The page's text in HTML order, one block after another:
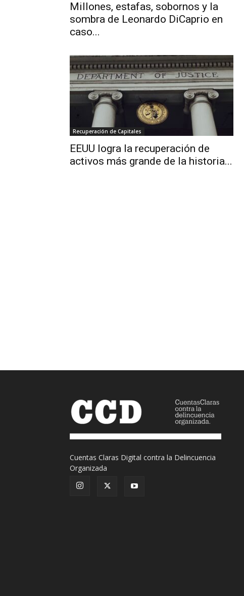
Millones, estafas, sobornos y la
sombra de Leonardo DiCaprio en
caso...
Recuperación de Capitales
EEUU logra la recuperación de
activos más grande de la historia...
Cuentas Claras Digital contra la Delincuencia
Organizada